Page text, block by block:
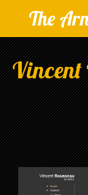
The
Vincent